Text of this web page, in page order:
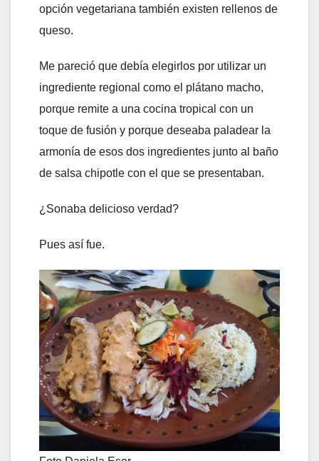
opción vegetariana también existen rellenos de
queso.
Me pareció que debía elegirlos por utilizar un
ingrediente regional como el plátano macho,
porque remite a una cocina tropical con un
toque de fusión y porque deseaba paladear la
armonía de esos dos ingredientes junto al baño
de salsa chipotle con el que se presentaban.
¿Sonaba delicioso verdad?
Pues así fue.